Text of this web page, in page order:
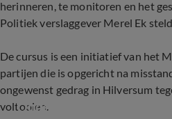
herinneren, te monitoren en het
Politiek verslaggever Merel Ek
De cursus is een initiatief van het
partijen die is opgericht na
ongewenst gedrag in Hilversum
voltooien.
Onderzoek omtrent